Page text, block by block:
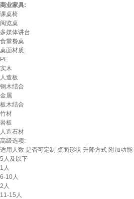
商业家具:
课桌椅
阅览桌
多媒体讲台
食堂餐桌
桌面材质:
PE
实木
人造板
钢木结合
金属
板木结合
竹材
岩板
人造石材
高级选项:
适用人数 是否可定制 桌面形状 升降方式 附加功能
5人及以下
1人
6-10人
2人
11-15人